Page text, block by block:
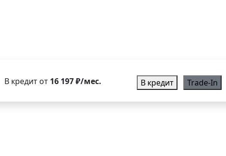
В кредит от 16 197 ₽/мес. В кредит Trade-In